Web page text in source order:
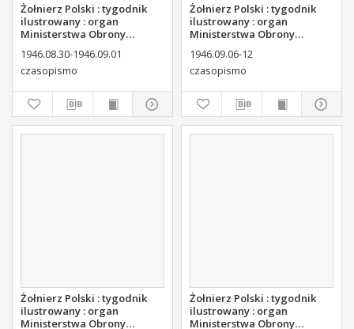
Żołnierz Polski : tygodnik
ilustrowany : organ
Ministerstwa Obrony
1946.08.30-1946.09.01
czasopismo
Żołnierz Polski : tygodnik
ilustrowany : organ
Ministerstwa Obrony
1946.09.06-12
czasopismo
Żołnierz Polski : tygodnik
ilustrowany : organ
Ministerstwa Obrony
Żołnierz Polski : tygodnik
ilustrowany : organ
Ministerstwa Obrony